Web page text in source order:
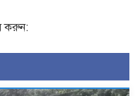
করুন: